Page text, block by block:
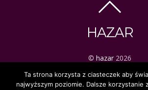
HAZAR
© hazar 2026
ezoteryka | tarot |
Ta strona korzysta z ciasteczek aby
najwyższym poziomie. Dalsze korzystanie